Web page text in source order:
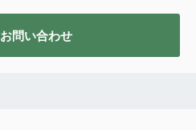
お問い合わせ